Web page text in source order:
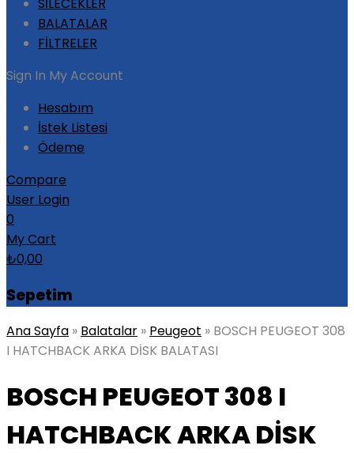
BALATALAR
FİLTRELER
Sign In My Account
Hesabım
İstek Listesi
Ödeme
Compare
User Login
0
My Cart
₺0,00
Sepetim
Ana Sayfa » Balatalar » Peugeot » BOSCH PEUGEOT 308
I HATCHBACK ARKA DİSK BALATASI
BOSCH PEUGEOT 308 I
HATCHBACK ARKA DİSK